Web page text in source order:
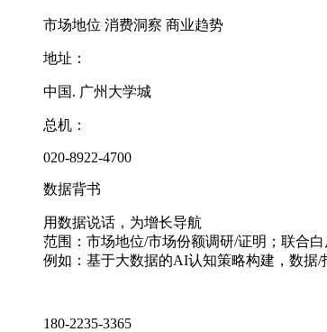
市场地位 消费洞察 商业趋势
地址：
中国. 广州大学城
总机：
020-8922-4700
数据背书
用数据说话，为增长导航
范围：市场地位/市场份额调研/证明；联合
例如：基于大数据的AI认知策略构建，数据/
180-2235-3365